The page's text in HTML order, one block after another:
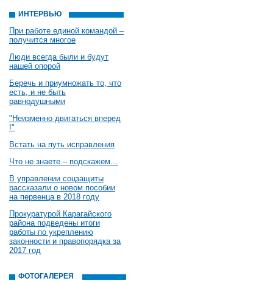
ИНТЕРВЬЮ
При работе единой командой –
получится многое
Люди всегда были и будут
нашей опорой
Беречь и приумножать то, что
есть, и не быть
равнодушными
"Неизменно двигаться вперед
!"
Встать на путь исправления
Что не знаете – подскажем…
В управлении соцзащиты
рассказали о новом пособии
на первенца в 2018 году
Прокуратурой Карагайского
района подведены итоги
работы по укреплению
законности и правопорядка за
2017 год
ФОТОГАЛЕРЕЯ